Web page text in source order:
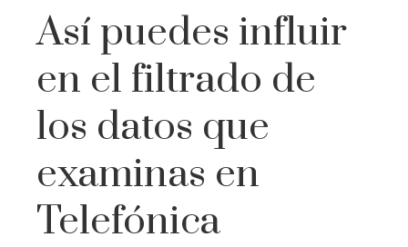
Así puedes influir
en el filtrado de
los datos que
examinas en
Telefónica